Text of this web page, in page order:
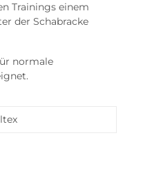
Trainings einem
der Schabracke
normale